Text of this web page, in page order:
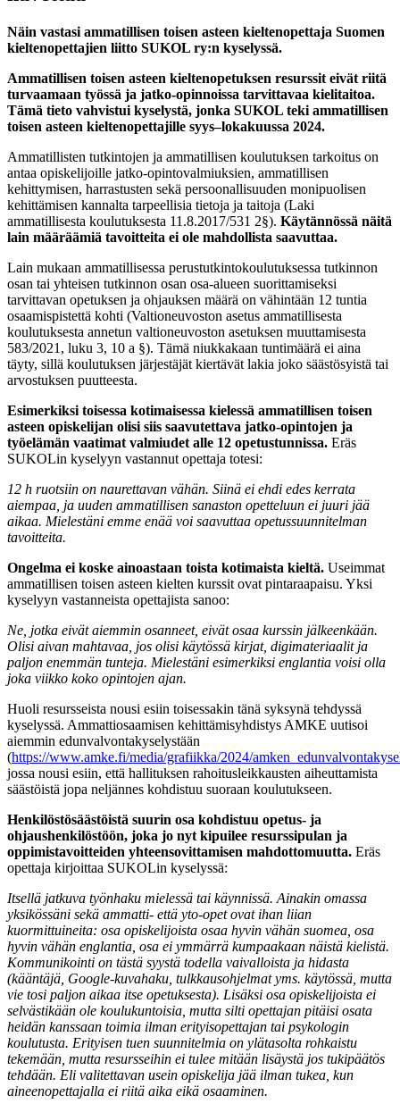
Näin vastasi ammatillisen toisen asteen kieltenopettaja Suomen
kieltenopettajien liitto SUKOL ry:n kyselyssä.
Ammatillisen toisen asteen kieltenopetuksen resurssit eivät riitä
turvaamaan työssä ja jatko-opinnoissa tarvittavaa kielitaitoa.
Tämä tieto vahvistui kyselystä, jonka SUKOL teki ammatillisen
toisen asteen kieltenopettajille syys–lokakuussa 2024.
Ammatillisten tutkintojen ja ammatillisen koulutuksen tarkoitus on
antaa opiskelijoille jatko-opintovalmiuksien, ammatillisen
kehittymisen, harrastusten sekä persoonallisuuden monipuolisen
kehittämisen kannalta tarpeellisia tietoja ja taitoja (Laki
ammatillisesta koulutuksesta 11.8.2017/531 2§). Käytännössä näitä
lain määräämiä tavoitteita ei ole mahdollista saavuttaa.
Lain mukaan ammatillisessa perustutkintokoulutuksessa tutkinnon
osan tai yhteisen tutkinnon osan osa-alueen suorittamiseksi
tarvittavan opetuksen ja ohjauksen määrä on vähintään 12 tuntia
osaamispistettä kohti (Valtioneuvoston asetus ammatillisesta
koulutuksesta annetun valtioneuvoston asetuksen muuttamisesta
583/2021, luku 3, 10 a §). Tämä niukkakaan tuntimäärä ei aina
täyty, sillä koulutuksen järjestäjät kiertävät lakia joko säästösyistä tai
arvostuksen puutteesta.
Esimerkiksi toisessa kotimaisessa kielessä ammatillisen toisen
asteen opiskelijan olisi siis saavutettava jatko-opintojen ja
työelämän vaatimat valmiudet alle 12 opetustunnissa. Eräs
SUKOLin kyselyyn vastannut opettaja totesi:
12 h ruotsiin on naurettavan vähän. Siinä ei ehdi edes kerrata
aiempaa, ja uuden ammatillisen sanaston opetteluun ei juuri jää
aikaa. Mielestäni emme enää voi saavuttaa opetussuunnitelman
tavoitteita.
Ongelma ei koske ainoastaan toista kotimaista kieltä. Useimmat
ammatillisen toisen asteen kielten kurssit ovat pintaraapaisu. Yksi
kyselyyn vastanneista opettajista sanoo:
Ne, jotka eivät aiemmin osanneet, eivät osaa kurssin jälkeenkään.
Olisi aivan mahtavaa, jos olisi käytössä kirjat, digimateriaalit ja
paljon enemmän tunteja. Mielestäni esimerkiksi englantia voisi olla
joka viikko koko opintojen ajan.
Huoli resursseista nousi esiin toisessakin tänä syksynä tehdyssä
kyselyssä. Ammattiosaamisen kehittämisyhdistys AMKE uutisoi
aiemmin edunvalvontakyselystään
(https://www.amke.fi/media/grafiikka/2024/
jossa nousi esiin, että hallituksen rahoitusleikkausten aiheuttamista
säästöistä jopa neljännes kohdistuu suoraan koulutukseen.
Henkilöstösäästöistä suurin osa kohdistuu opetus- ja
ohjaushenkilöstöön, joka jo nyt kipuilee resurssipulan ja
oppimistavoitteiden yhteensovittamisen mahdottomuutta. Eräs
opettaja kirjoittaa SUKOLin kyselyssä:
Itsellä jatkuva työnhaku mielessä tai käynnissä. Ainakin omassa
yksikössäni sekä ammatti- että yto-opet ovat ihan liian
kuormittuineita: osa opiskelijoista osaa hyvin vähän suomea, osa
hyvin vähän englantia, osa ei ymmärrä kumpaakaan näistä kielistä.
Kommunikointi on tästä syystä todella vaivalloista ja hidasta
(kääntäjä, Google-kuvahaku, tulkkausohjelmat yms. käytössä, mutta
vie tosi paljon aikaa itse opetuksesta). Lisäksi osa opiskelijoista ei
selvästikään ole koulukuntoisia, mutta silti opettajan pitäisi osata
heidän kanssaan toimia ilman erityisopettajan tai psykologin
koulutusta. Erityisen tuen suunnitelmia on ylätasolta rohkaistu
tekemään, mutta resursseihin ei tulee mitään lisäystä jos tukipäätös
tehdään. Eli valitettavan usein opiskelija jää ilman tukea, kun
aineenopettajalla ei riitä aika eikä osaaminen.